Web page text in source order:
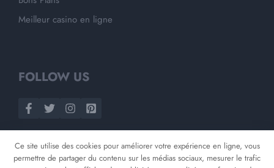
Meilleur casino en ligne
FOLLOW US
Ce site utilise des cookies pour améliorer votre expérience en ligne, vous
permettre de partager du contenu sur les médias sociaux, mesurer le trafic